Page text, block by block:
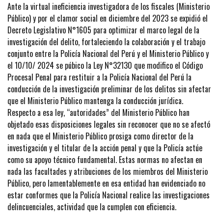
Ante la virtual ineficiencia investigadora de los fiscales (Ministerio
Público) y por el clamor social en diciembre del 2023 se expidió el
Decreto Legislativo N°1605 para optimizar el marco legal de la
investigación del delito, fortaleciendo la colaboración y el trabajo
conjunto entre la Policía Nacional del Perú y el Ministerio Público y
el 10/10/ 2024 se púbico la Ley N°32130 que modifico el Código
Procesal Penal para restituir a la Policía Nacional del Perú la
conducción de la investigación preliminar de los delitos sin afectar
que el Ministerio Público mantenga la conducción jurídica.
Respecto a esa ley, “autoridades” del Ministerio Público han
objetado esas disposiciones legales sin reconocer que no se afectó
en nada que el Ministerio Público prosiga como director de la
investigación y el titular de la acción penal y que la Policía actúe
como su apoyo técnico fundamental. Estas normas no afectan en
nada las facultades y atribuciones de los miembros del Ministerio
Público, pero lamentablemente en esa entidad han evidenciado no
estar conformes que la Policía Nacional realice las investigaciones
delincuenciales, actividad que la cumplen con eficiencia.